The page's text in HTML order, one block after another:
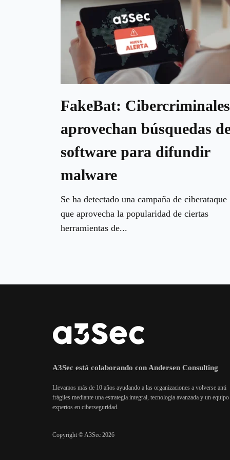
FakeBat: Cibercriminales
aprovechan búsquedas
software para difundir
malware
Se ha detectado una campaña de ciberataque
que aprovecha la popularidad de ciertas
herramientas de...
A3Sec está colaborando con Andersen Consulting
Llevamos más de 10 años ayudando a las organizaciones a volverse anti
frágiles mediante una estrategia integral, tecnología avanzada y un equipo
expertos en ciberseguridad.
Copyright © A3Sec 2026